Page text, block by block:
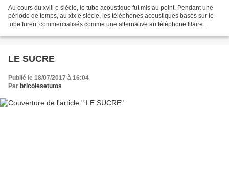
Au cours du xviii e siècle, le tube acoustique fut mis au point. Pendant une
période de temps, au xix e siècle, les téléphones acoustiques basés sur le
tube furent commercialisés comme une alternative au téléphone filaire
LE SUCRE
Publié le 18/07/2017 à 16:04
Par bricolesetutos